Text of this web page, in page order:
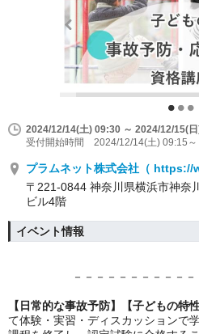
2024/12/14(土) 09:30 ～ 2024/12/15(
受付開始時間 2024/12/14(土) 09:15～
プラムネット株式会社（ https://
〒221-0844 神奈川県横浜市神奈
ビル4階
イベント情報
－－－－－－－－－－
【日常的な事故予防】 【子どもの特
て体験・実習・ディスカッションで